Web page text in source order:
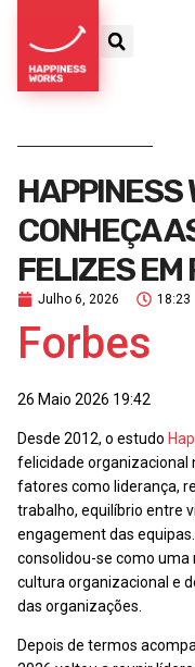
HAPPINESS
CONHEÇA
FELIZES EM
Julho 6, 2026 18:23
Forbes
26 Maio 2026 19:42
Desde 2012, o estudo
felicidade organizacional
fatores como liderança,
trabalho, equilíbrio entre
engagement das
consolidou-se como uma
cultura organizacional e
das organizações.
Depois de termos